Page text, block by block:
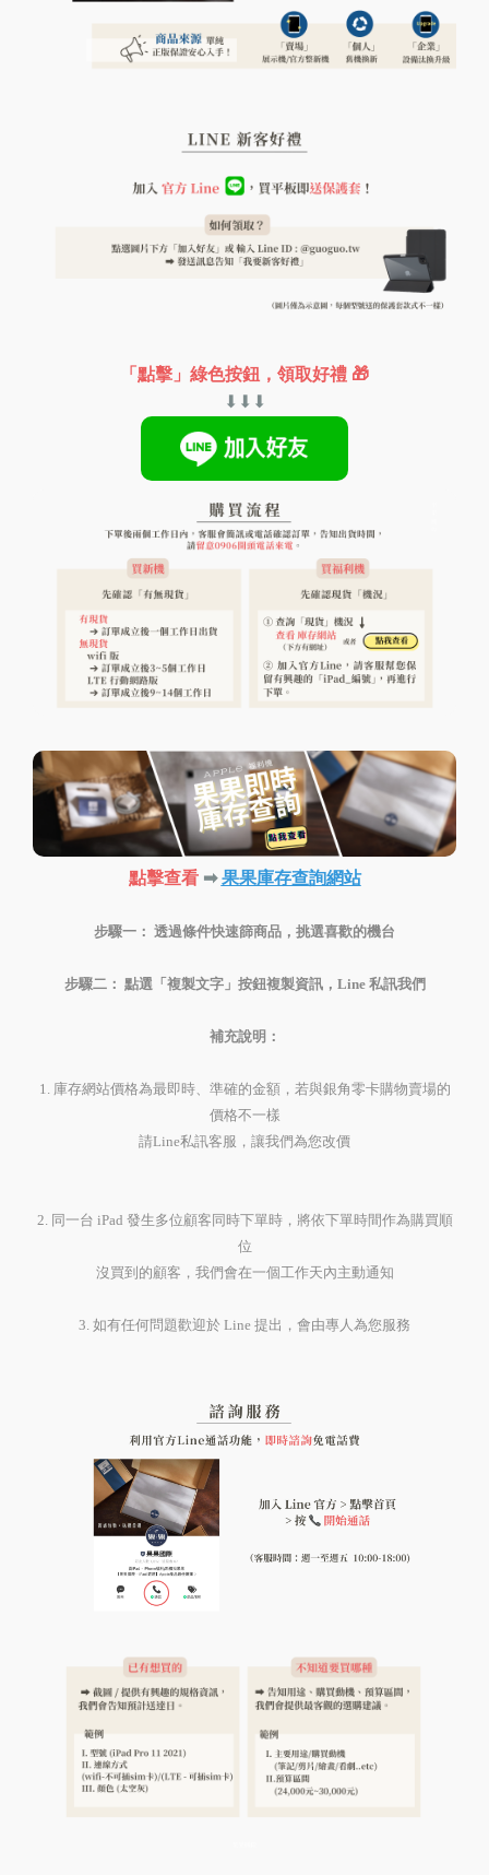
「點擊」綠色按鈕，領取好禮 🎁
⬇︎⬇︎⬇︎
點擊查看 ➡︎果果庫存查詢網站
步驟一： 透過條件快速篩商品，挑選喜歡的機台
步驟二： 點選「複製文字」按鈕複製資訊， Line私訊我們
補充說明：
1. 庫存網站價格為最即時、準確的金額，若與銀角零卡購物賣場的
價格不一樣
請Line私訊客服，讓我們為您改價
2. 同一台 iPad 發生多位顧客同時下單時，將依下單時間作為購買順
位
沒買到的顧客，我們會在一個工作天內主動通知
3. 如有任何問題歡迎於 Line 提出，會由專人為您服務